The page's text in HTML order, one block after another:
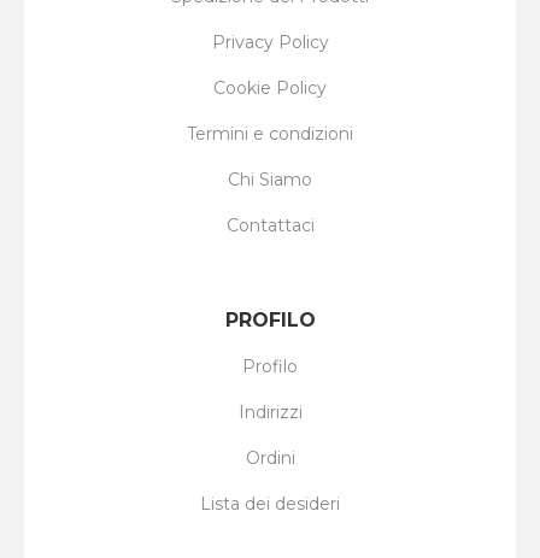
Privacy Policy
Cookie Policy
Termini e condizioni
Chi Siamo
Contattaci
PROFILO
Profilo
Indirizzi
Ordini
Lista dei desideri